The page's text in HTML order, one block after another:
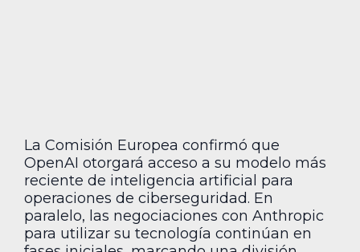
La Comisión Europea confirmó que
OpenAI otorgará acceso a su modelo más
reciente de inteligencia artificial para
operaciones de ciberseguridad. En
paralelo, las negociaciones con Anthropic
para utilizar su tecnología continúan en